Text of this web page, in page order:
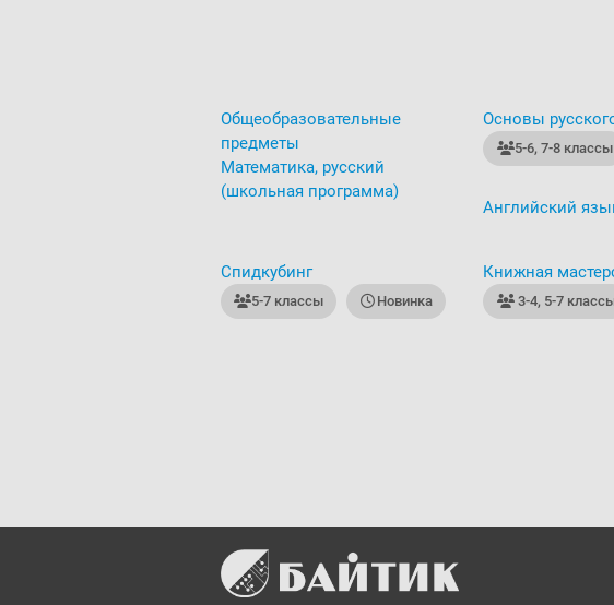
Общеобразовательные
предметы
Математика, русский
(школьная программа)
Основы
5-6, 7-8 классы
Английский
Спидкубинг
5-7 классы Новинка
Книжная
3-4, 5-7